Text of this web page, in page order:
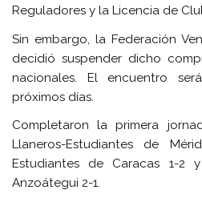
Reguladores y la Licencia de
Sin embargo, la Federación
decidió suspender dicho
nacionales. El encuentro
próximos días.
Completaron la primera
Llaneros-Estudiantes de
Estudiantes de Caracas 1-2
Anzoátegui 2-1.